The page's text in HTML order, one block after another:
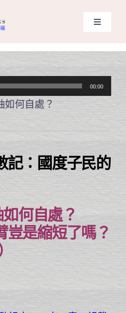
Toggle
00:00
如何自處？
記：國度子民的
何自處？
豈是縮短了嗎？